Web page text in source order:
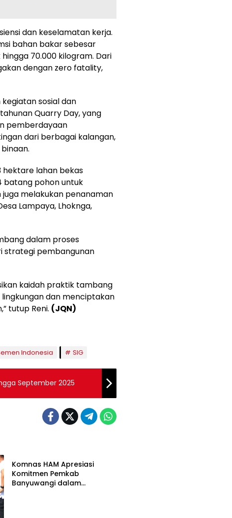
dan keselamatan kerja.
bahan bakar sebesar
70.000 kilogram. Dari
dengan zero fatality,
sosial dan
Quarry Day, yang
pemberdayaan
dari berbagai kalangan,
hektare lahan bekas
batang pohon untuk
melakukan penanaman
Lampaya, Lhoknga,
dalam proses
strategi pembangunan
kaidah praktik tambang
dan menciptakan
tutup Reni. (JQN)
Indonesia SIG
September 2025
Komnas HAM Apresiasi
Komitmen Pemkab
Banyuwangi dalam